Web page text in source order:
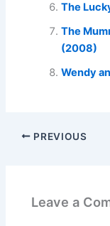
The
The
(2008)
Wendy
PREVIOUS
Leave a